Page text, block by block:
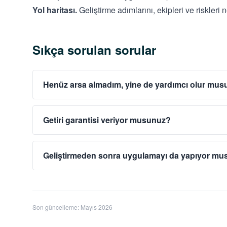
Yol haritası.Geliştirme adımlarını, ekipleri ve riskleri
Sıkça sorulan sorular
Henüz arsa almadım, yine de yardımcı olur
Getiri garantisi veriyor musunuz?
Geliştirmeden sonra uygulamayı da yapıyor
Son güncelleme: Mayıs 2026